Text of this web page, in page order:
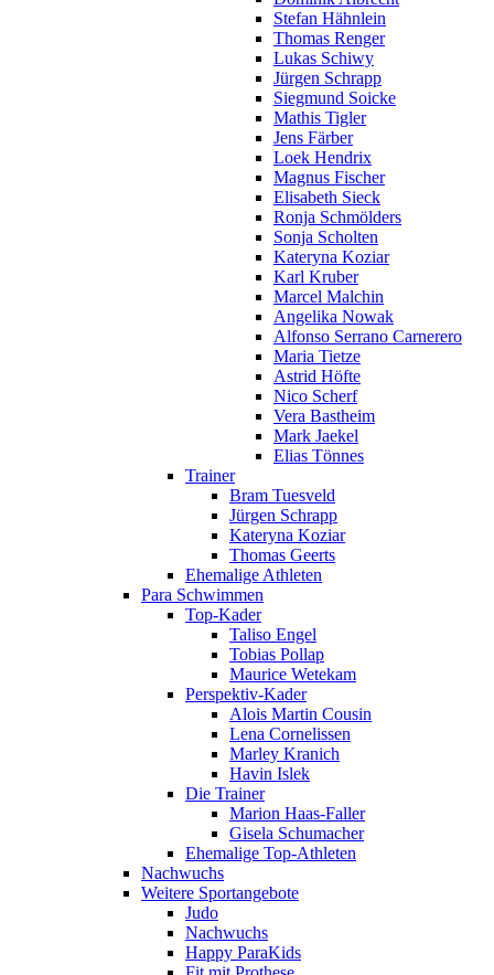
Stefan Hähnlein
Thomas Renger
Lukas Schiwy
Jürgen Schrapp
Siegmund Soicke
Mathis Tigler
Jens Färber
Loek Hendrix
Magnus Fischer
Elisabeth Sieck
Ronja Schmölders
Sonja Scholten
Kateryna Koziar
Karl Kruber
Marcel Malchin
Angelika Nowak
Alfonso Serrano Carnerero
Maria Tietze
Astrid Höfte
Nico Scherf
Vera Bastheim
Mark Jaekel
Elias Tönnes
Trainer
Bram Tuesveld
Jürgen Schrapp
Kateryna Koziar
Thomas Geerts
Ehemalige Athleten
Para Schwimmen
Top-Kader
Taliso Engel
Tobias Pollap
Maurice Wetekam
Perspektiv-Kader
Alois Martin Cousin
Lena Cornelissen
Marley Kranich
Havin Islek
Die Trainer
Marion Haas-Faller
Gisela Schumacher
Ehemalige Top-Athleten
Nachwuchs
Weitere Sportangebote
Judo
Nachwuchs
Happy ParaKids